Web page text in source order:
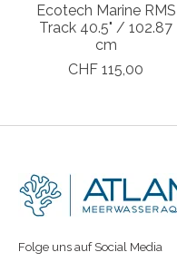
Ecotech Marine RMS
Track 40.5" / 102.87
cm
CHF 115,00
Folge uns auf Social Media